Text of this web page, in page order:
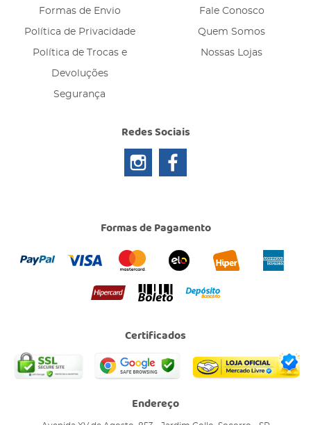
Formas de Envio
Política de Privacidade
Política de Trocas e
Devoluções
Segurança
Fale Conosco
Quem Somos
Nossas Lojas
Redes Sociais
Formas de Pagamento
Certificados
Endereço